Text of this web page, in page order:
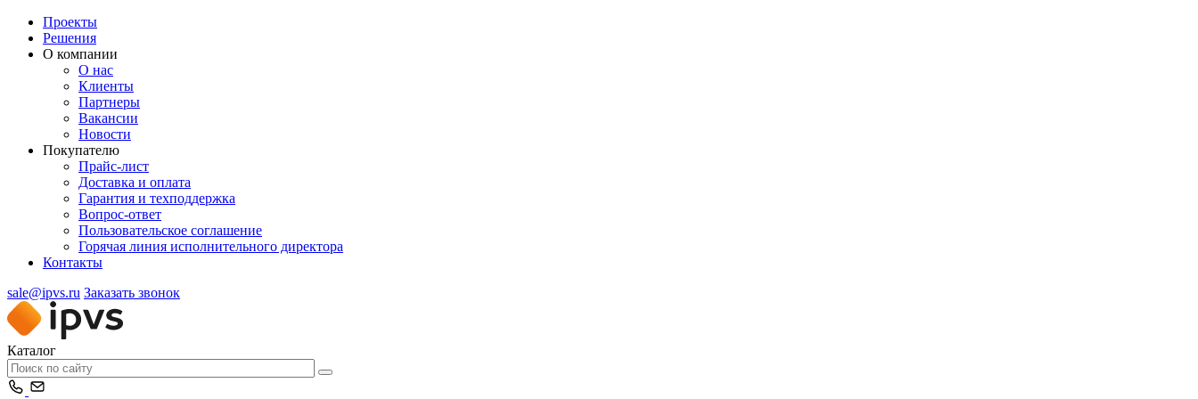
Проекты
Решения
О компании
О нас
Клиенты
Партнеры
Вакансии
Новости
Покупателю
Прайс-лист
Доставка и оплата
Гарантия и техподдержка
Вопрос-ответ
Пользовательское соглашение
Горячая линия исполнительного директора
Контакты
sale@ipvs.ru Заказать звонок
Каталог